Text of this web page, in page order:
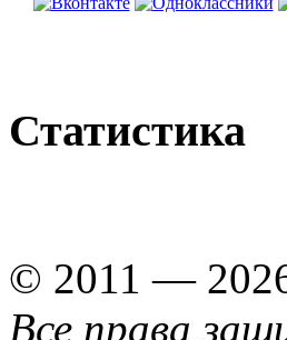
Статистика
© 2011 —
Все права